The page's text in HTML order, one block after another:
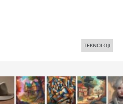
TEKNOLOJİ